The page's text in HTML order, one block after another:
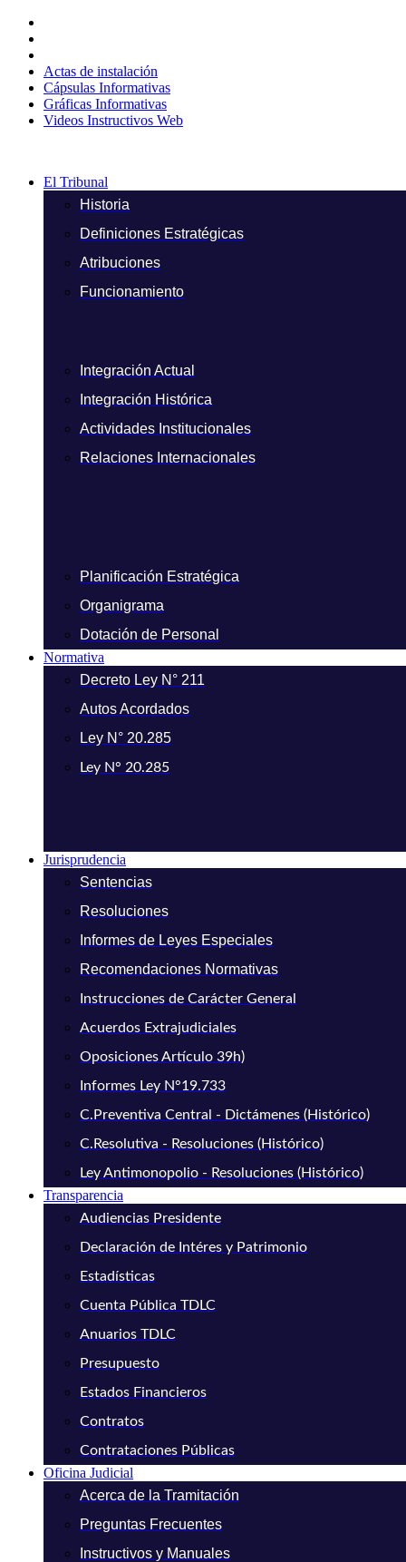
contenido
Actas de instalación
Cápsulas Informativas
Gráficas Informativas
Videos Instructivos Web
El Tribunal
Historia
Definiciones Estratégicas
Atribuciones
Funcionamiento
Integración Actual
Integración Histórica
Actividades Institucionales
Relaciones Internacionales
Planificación Estratégica
Organigrama
Dotación de Personal
Normativa
Decreto Ley N° 211
Autos Acordados
Ley N° 20.285
Ley N° 20.285
Jurisprudencia
Sentencias
Resoluciones
Informes de Leyes Especiales
Recomendaciones Normativas
Instrucciones de Carácter General
Acuerdos Extrajudiciales
Oposiciones Artículo 39h)
Informes Ley N°19.733
C.Preventiva Central - Dictámenes (Histórico)
C.Resolutiva - Resoluciones (Histórico)
Ley Antimonopolio - Resoluciones (Histórico)
Transparencia
Audiencias Presidente
Declaración de Intéres y Patrimonio
Estadísticas
Cuenta Pública TDLC
Anuarios TDLC
Presupuesto
Estados Financieros
Contratos
Contrataciones Públicas
Oficina Judicial
Acerca de la Tramitación
Preguntas Frecuentes
Instructivos y Manuales